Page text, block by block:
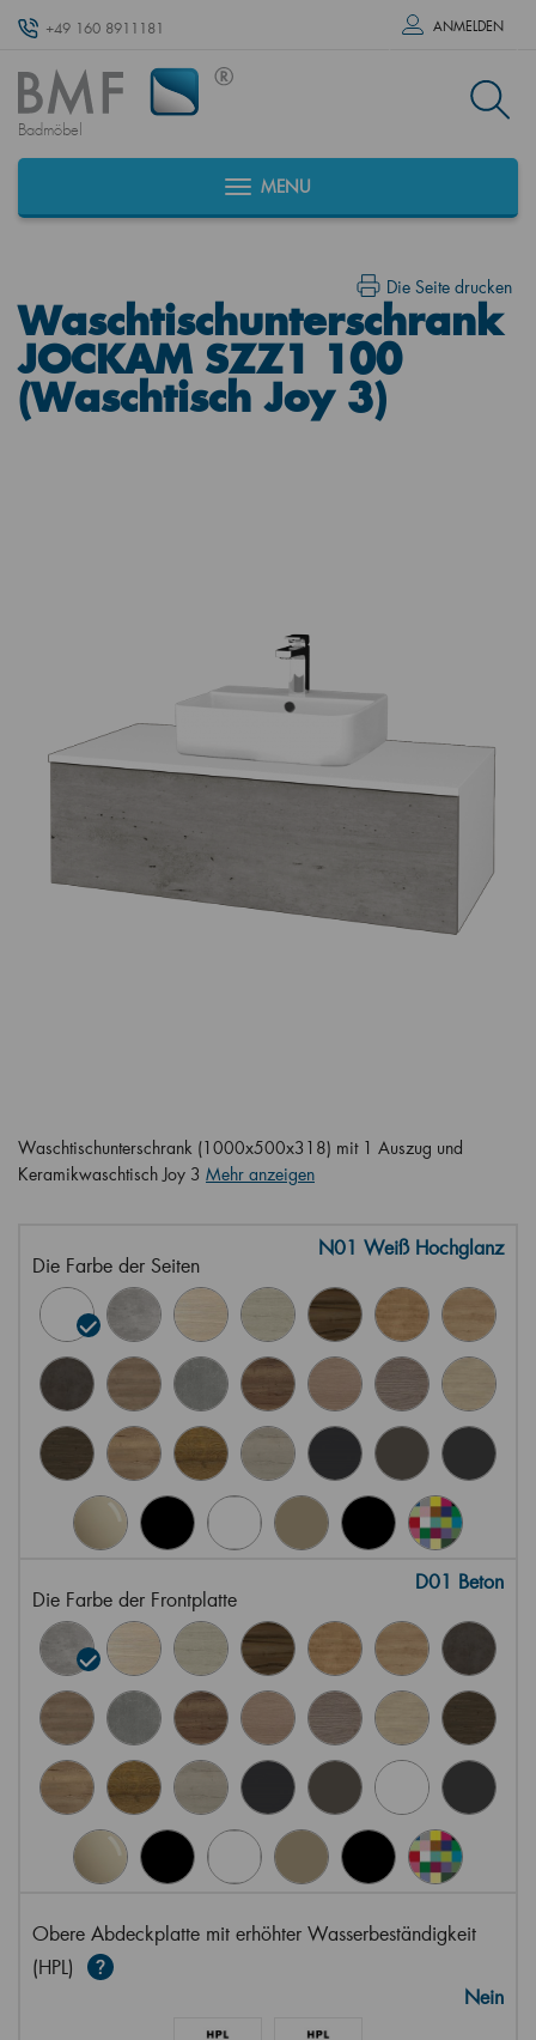
+49 160 8911181 ANMELDEN
Badmöbel
MENU
Die Seite drucken
Waschtischunterschrank
JOCKAM SZZ1 100
(Waschtisch Joy 3)
Waschtischunterschrank (1000x500x318) mit 1 Auszug und
Keramikwaschtisch Joy 3 Mehr anzeigen
Die Farbe der Seiten
N01 Weiß Hochglanz
Die Farbe der Frontplatte
D01 Beton
Obere Abdeckplatte mit erhöhter Wasserbeständigkeit
(HPL)
Nein